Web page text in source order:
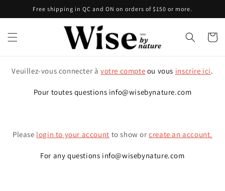
Skip to
content
Free shipping in QC and ON on orders of $150 or more.
Cart
Veuillez-vous connecter à votre compte ou vous inscrire ici.
Pour toutes questions info@wisebynature.com
Please login to your account to show orcreate an account.
For any questions info@wisebynature.com